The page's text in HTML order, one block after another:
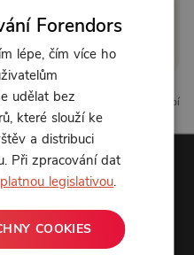
0 líbí
Forendors
lépe, čím více ho
udělat bez
které slouží ke
a distribuci
Při zpracování dat
platnou legislativou.
COOKIES